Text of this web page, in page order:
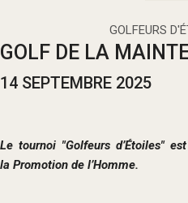
GOLFEURS
GOLF DE LA
14 SEPTEMBRE 2025
Le tournoi "Golfeurs d’Étoiles"
la Promotion de l’Homme.